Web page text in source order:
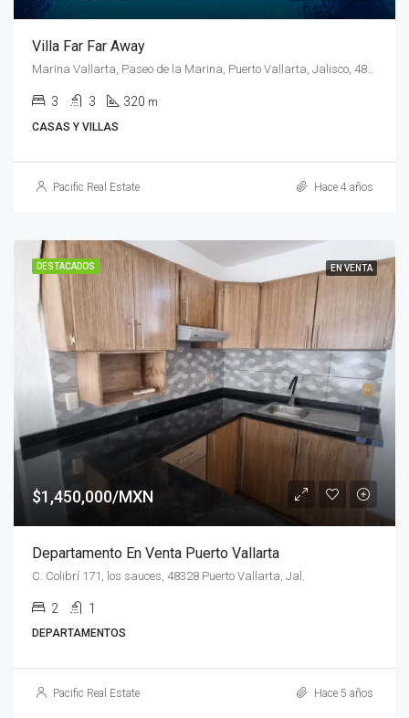
Villa Far Far Away
3 3 320 m
CASAS Y VILLAS
Pacific Real Estate Hace 4 años
DESTACADOS EN VENTA
$1,450,000/MXN
Departamento En Venta Puerto Vallarta
C. Colibrí 171, los sauces, 48328 Puerto Vallarta, Jal.
2 1
DEPARTAMENTOS
Pacific Real Estate Hace 5 años